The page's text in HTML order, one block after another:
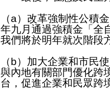
（a）改革強制性公積
年九月通過強積金「全
我們將於明年就次階段
（b）加大企業和市民
與內地有關部門優化跨
台，促進企業和民眾跨